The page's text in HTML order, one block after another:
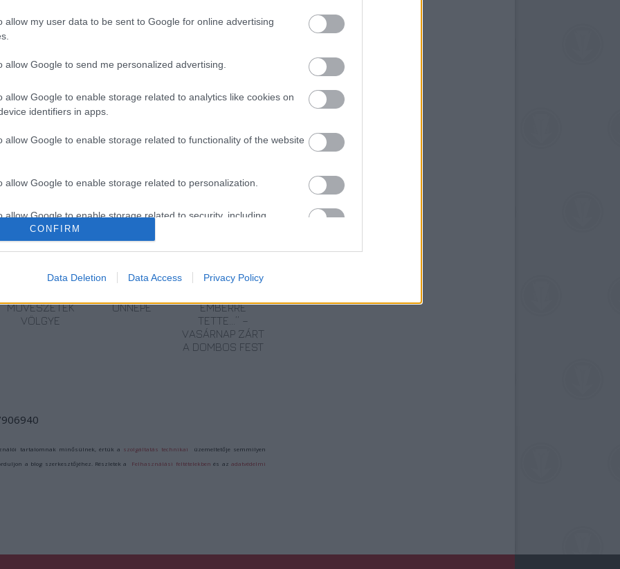
allow my user data to be sent to Google for online advertising
allow Google to send me personalized advertising.
allow Google to enable storage related to analytics like cookies on
identifiers in apps.
allow Google to enable storage related to functionality of the website
allow Google to enable storage related to personalization.
allow Google to enable storage related to security, including
functionality and fraud prevention, and other user protection.
CONFIRM
Data Deletion Data Access Privacy Policy
még a múlt héten is tv-műsorok vendégeként
francia slágerek feldolgozását tartalmazó
án jelent meg.
MŰVÉSZETEK
VÖLGYE
ÜNNEPE
EMBERRÉ
TETTE…” –
VASÁRNAP ZÁRT
A DOMBOS FEST
tartalomnak minősülnek, értük a szolgáltatás technikai üzemeltetője semmilyen
a blog szerkesztőjéhez. Részletek a Felhasználási feltételekben és azadatvédelmi